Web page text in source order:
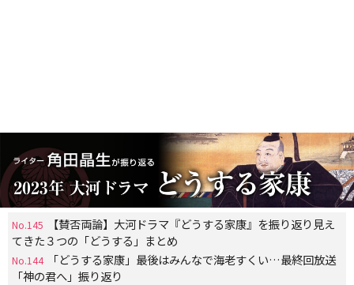
No.145
【賛否両論】大河ドラマ『どうする家康』を振り返り見え
てきた３つの「どうする」まとめ
No.144
「どうする家康」最後はみんなで海老すくい…最終回放送
「神の君へ」振り返り